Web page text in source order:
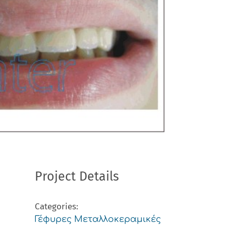
Project Details
Categories:
Γέφυρες Μεταλλοκεραμικές